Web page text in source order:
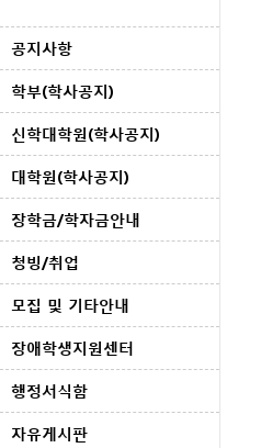
공지사항
학부(학사공지)
신학대학원(학사공지)
대학원(학사공지)
장학금/학자금안내
청빙/취업
모집 및 기타안내
장애학생지원센터
행정서식함
자유게시판